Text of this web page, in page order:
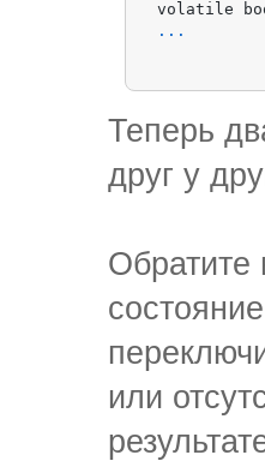
...
Теперь
друг у
Обратите
или